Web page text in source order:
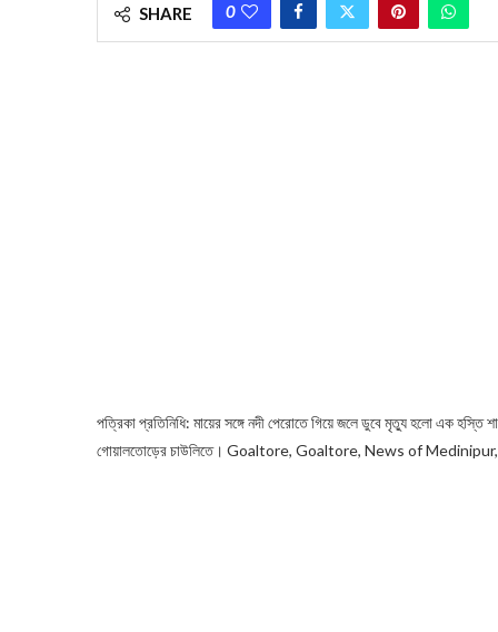
SHARE 0
পত্রিকা প্রতিনিধি: মায়ের সঙ্গে নদী পেরোতে গিয়ে জলে ডুবে মৃত্যু হলো এক হস্তি
গোয়ালতোড়ের চাউলিতে। Goaltore, Goaltore, News of